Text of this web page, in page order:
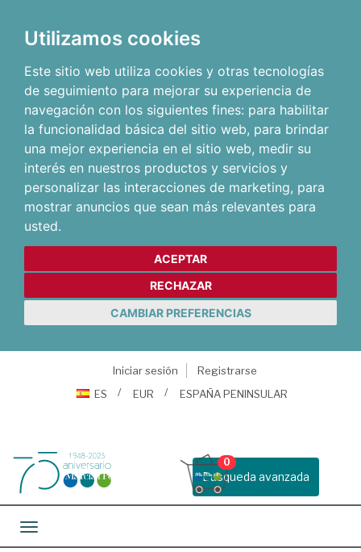
Utilizamos cookies
Este sitio web utiliza cookies y otras tecnologías
de seguimiento para mejorar su experiencia de
navegación con los siguientes fines: para habilitar
la funcionalidad básica del sitio web, para brindar
una mejor experiencia en el sitio web, medir su
interés en nuestros productos y servicios y
personalizar las interacciones de marketing, para
mostrar anuncios que sean más relevantes para
usted.
ACEPTAR
RECHAZAR
CAMBIAR PREFERENCIAS
Iniciar sesión
Registrarse
ES
EUR ESPAÑA PENINSULAR
Busqueda avanzada
0
Toggle navigation